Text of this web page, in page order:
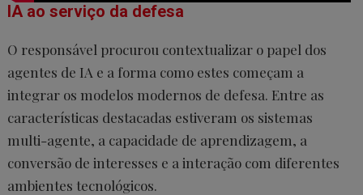
IA ao serviço da defesa
O responsável procurou contextualizar o papel dos
agentes de IA e a forma como estes começam a
integrar os modelos modernos de defesa. Entre as
características destacadas estiveram os sistemas
multi-agente, a capacidade de aprendizagem, a
conversão de interesses e a interação com diferentes
ambientes tecnológicos.